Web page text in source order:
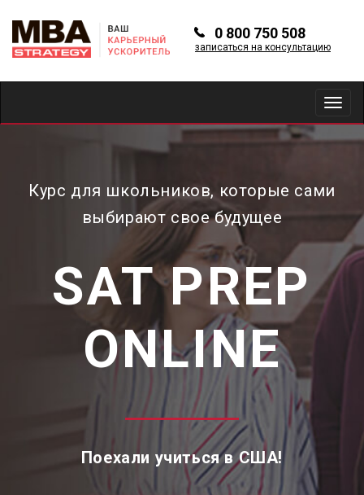
0 800 750 508
записаться на консультацию
Курс для школьников, которые сами
выбирают свое будущее
SAT PREP
ONLINE
Поехали учиться в США!